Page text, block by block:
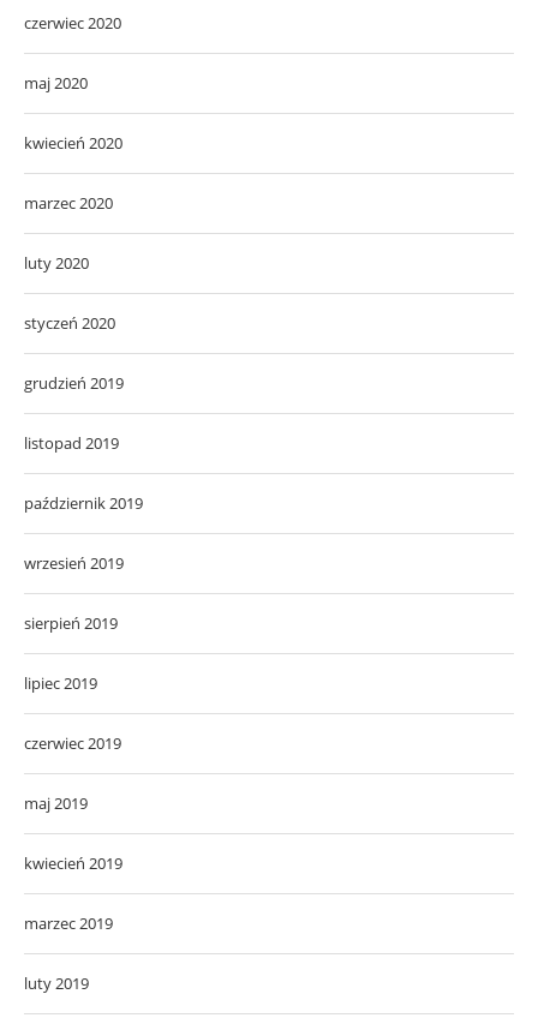
czerwiec 2020
maj 2020
kwiecień 2020
marzec 2020
luty 2020
styczeń 2020
grudzień 2019
listopad 2019
październik 2019
wrzesień 2019
sierpień 2019
lipiec 2019
czerwiec 2019
maj 2019
kwiecień 2019
marzec 2019
luty 2019